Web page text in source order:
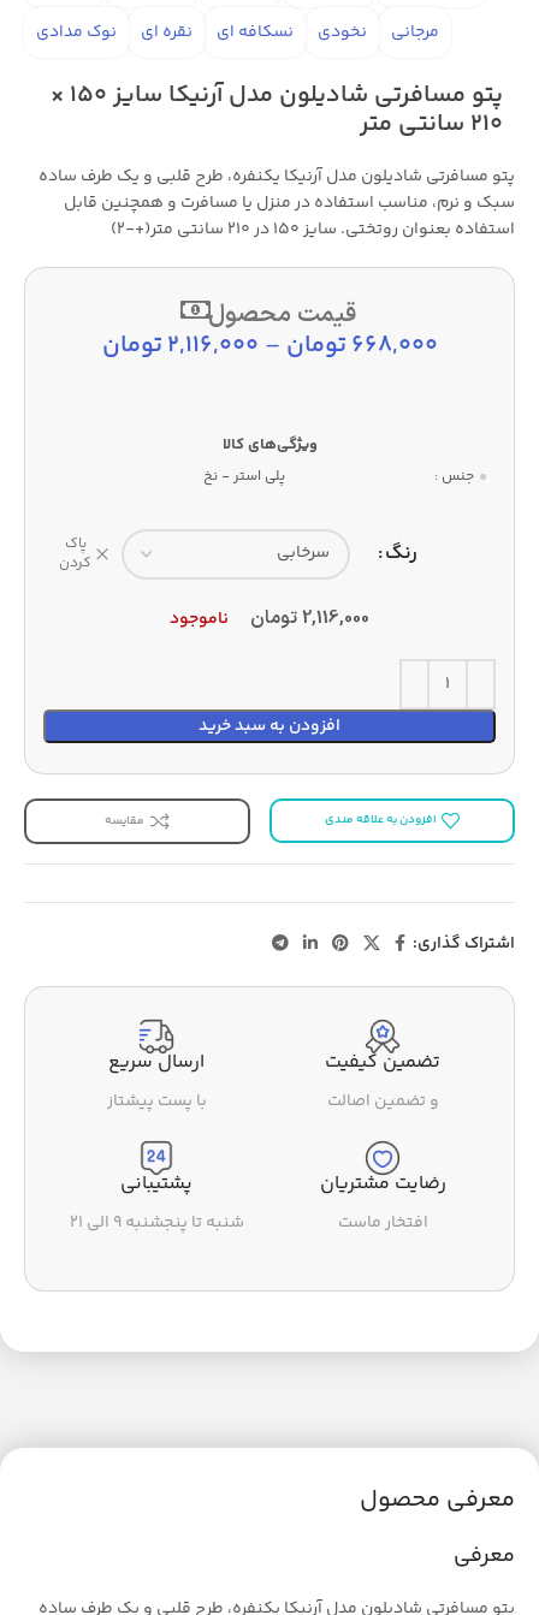
مرجانی
نخودی نسکافه ای نقره ای نوک مدادی
پتو مسافرتی شادیلون مدل آرنیکا سایز 150 ×
210 سانتی متر
پتو مسافرتی شادیلون مدل آرنیکا یکنفره، طرح قلبی و یک طرف ساده
سبک و نرم، مناسب استفاده در منزل یا مسافرت و همچنین قابل
استفاده بعنوان روتختی. سایز 150 در 210 سانتی متر(+-2)
قیمت محصول
668,000تومان –
2,116,000تومان
جنس : پلی استر - نخ
رنگ
پاک
کردن
2,116,000تومان ناموجود
افزودن به سبد خرید
افزودن به علاقه مندی مقایسه
اشتراک گذاری:
تضمین کیفیت
و تضمین اصالت
ارسال سریع
با پست پیشتاز
رضایت مشتریان
افتخار ماست
پشتیبانی
شنبه تا پنجشنبه ۹ الی ۲۱
معرفی محصول
معرفی
پتو مسافرتی شادیلون مدل آرنیکا یکنفره، طرح قلبی و یک طرف ساده